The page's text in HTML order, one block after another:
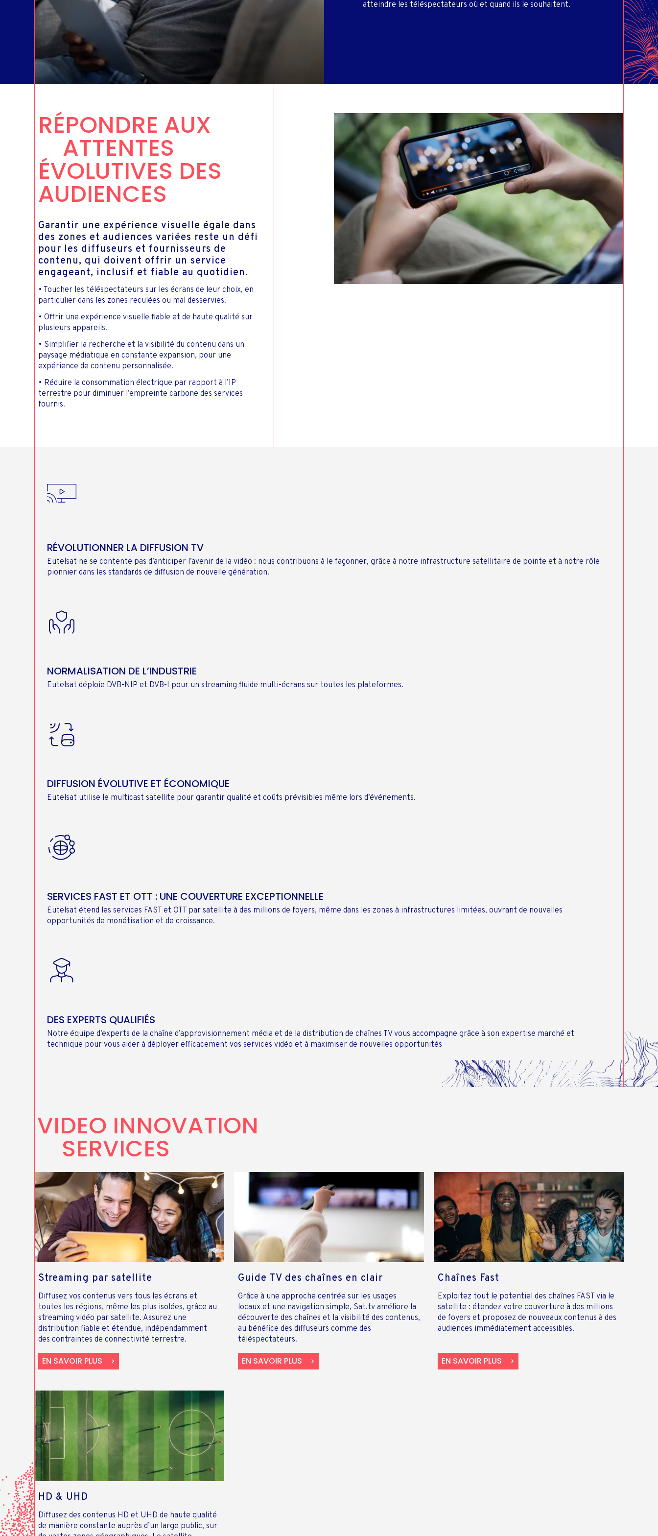
ROUTIER
TV & INTERNET PME &
CONTACTS INVESTISSEURS
atteindre les téléspectateurs où et quand ils le souhaitent.
RÉPONDRE AUX
ATTENTES
ÉVOLUTIVES DES
AUDIENCES
Garantir une expérience visuelle égale dans
des zones et audiences variées reste un défi
pour les diffuseurs et fournisseurs de
contenu, qui doivent offrir un service
engageant, inclusif et fiable au quotidien.
• Toucher les téléspectateurs sur les écrans de leur choix, en
particulier dans les zones reculées ou mal desservies.
• Offrir une expérience visuelle fiable et de haute qualité sur
plusieurs appareils.
• Simplifier la recherche et la visibilité du contenu dans un
paysage médiatique en constante expansion, pour une
expérience de contenu personnalisée.
• Réduire la consommation électrique par rapport à l’IP
terrestre pour diminuer l’empreinte carbone des services
fournis.
RÉVOLUTIONNER LA DIFFUSION TV
Eutelsat ne se contente pas d’anticiper l’avenir de la vidéo : nous contribuons à le façonner, grâce à notre infrastructure satellitaire de pointe et à notre rôle
pionnier dans les standards de diffusion de nouvelle génération.
NORMALISATION DE L’INDUSTRIE
Eutelsat déploie DVB-NIP et DVB-I pour un streaming fluide multi-écrans sur toutes les plateformes.
DIFFUSION ÉVOLUTIVE ET ÉCONOMIQUE
Eutelsat utilise le multicast satellite pour garantir qualité et coûts prévisibles même lors d’événements.
SERVICES FAST ET OTT : UNE COUVERTURE EXCEPTIONNELLE
Eutelsat étend les services FAST et OTT par satellite à des millions de foyers, même dans les zones à infrastructures limitées, ouvrant de nouvelles
opportunités de monétisation et de croissance.
DES EXPERTS QUALIFIÉS
Notre équipe d’experts de la chaîne d’approvisionnement média et de la distribution de chaînes TV vous accompagne grâce à son expertise marché et
technique pour vous aider à déployer efficacement vos services vidéo et à maximiser de nouvelles opportunités
VIDEO INNOVATION
SERVICES
Streaming par satellite
Diffusez vos contenus vers tous les écrans et
toutes les régions, même les plus isolées, grâce au
streaming vidéo par satellite. Assurez une
distribution fiable et étendue, indépendamment
des contraintes de connectivité terrestre.
EN SAVOIR PLUS
Guide TV des chaînes en clair
Grâce à une approche centrée sur les usages
locaux et une navigation simple, Sat.tv améliore la
découverte des chaînes et la visibilité des contenus,
au bénéfice des diffuseurs comme des
téléspectateurs.
EN SAVOIR PLUS
Chaînes Fast
Exploitez tout le potentiel des chaînes FAST via le
satellite : étendez votre couverture à des millions
de foyers et proposez de nouveaux contenus à des
audiences immédiatement accessibles.
EN SAVOIR PLUS
HD & UHD
Diffusez des contenus HD et UHD de haute qualité
de manière constante auprès d’un large public, sur